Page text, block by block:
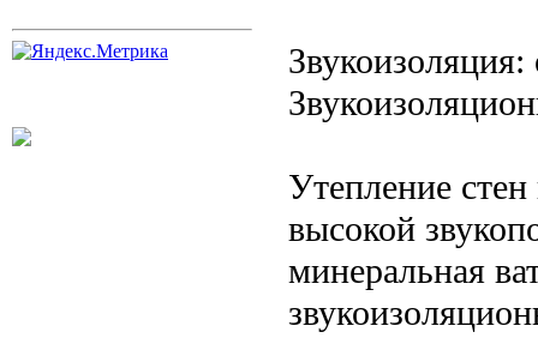
Утепление
высокой
минеральная